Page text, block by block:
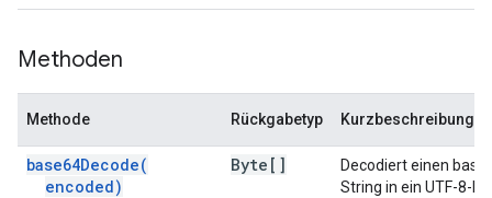
Methoden
Methode Rückgabetyp Kurzbeschreibung
base64Decode(
encoded)
Byte[]
Decodiert einen
String in ein UTF-8-